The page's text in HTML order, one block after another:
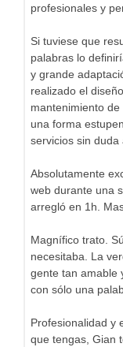
profesionales y
Si tuviese que
palabras lo
y grande
realizado el
mantenimiento
una forma
servicios sin duda
Absolutamente
web durante una
arregló en 1h.
Magnífico trato.
necesitaba. La
gente tan amable
con sólo una
Profesionalidad y
que tengas, Gian